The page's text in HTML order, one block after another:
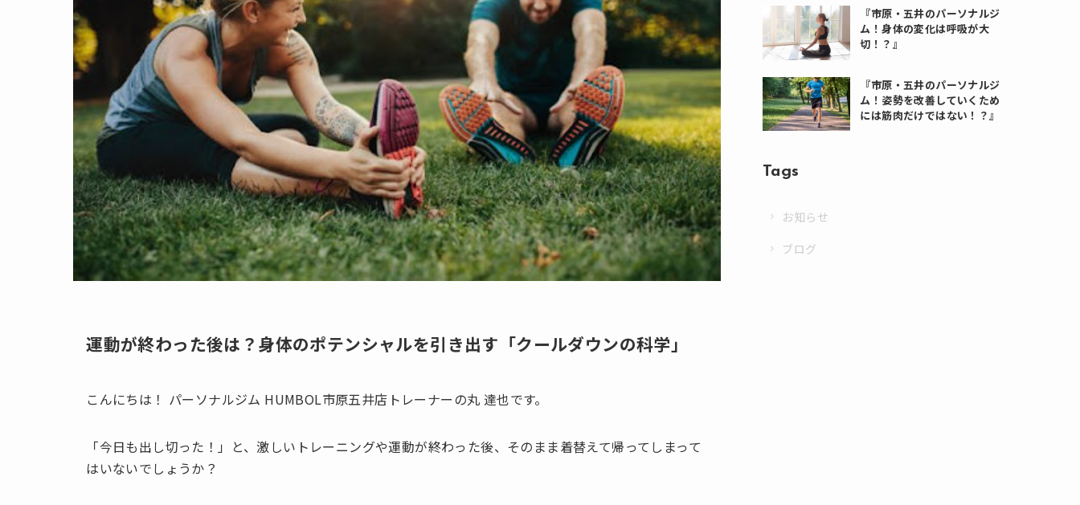
運動が終わった後は？身体のポテンシャルを引き出す「クールダウンの科学」
こんにちは！ パーソナルジム HUMBOL市原五井店トレーナーの丸 達也です。
「今日も出し切った！」と、激しいトレーニングや運動が終わった後、そのまま着替えて帰ってしまって
はいないでしょうか？
『市原・五井のパーソナルジ
ム！身体の変化は呼吸が大
切！？』
『市原・五井のパーソナルジ
ム！姿勢を改善していくため
には筋肉だけではない！？』
Tags
お知らせ
ブログ